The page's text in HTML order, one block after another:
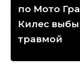
по Мото
Килес
травмой